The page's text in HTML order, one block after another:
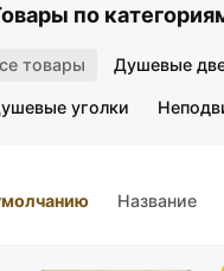
по
товары Душевые
уголки
Название